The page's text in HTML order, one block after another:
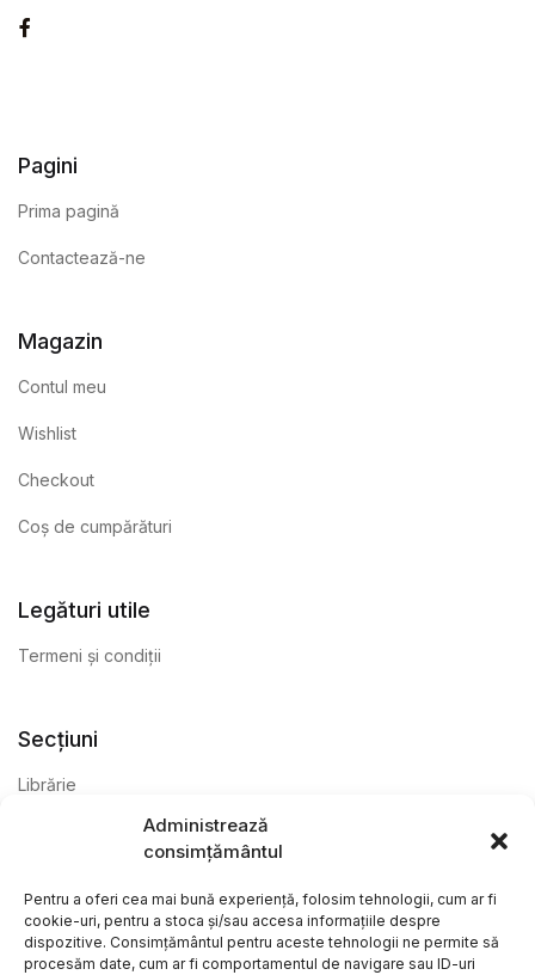
Administrează
consimțământul
Pentru a oferi cea mai bună experiență, folosim tehnologii, cum ar fi
cookie-uri, pentru a stoca și/sau accesa informațiile despre
dispozitive. Consimțământul pentru aceste tehnologii ne permite să
procesăm date, cum ar fi comportamentul de navigare sau ID-uri
Pagini
Prima pagină
Contactează-ne
Magazin
Contul meu
Wishlist
Checkout
Coș de cumpărături
Legături utile
Termeni și condiții
Secțiuni
Librărie